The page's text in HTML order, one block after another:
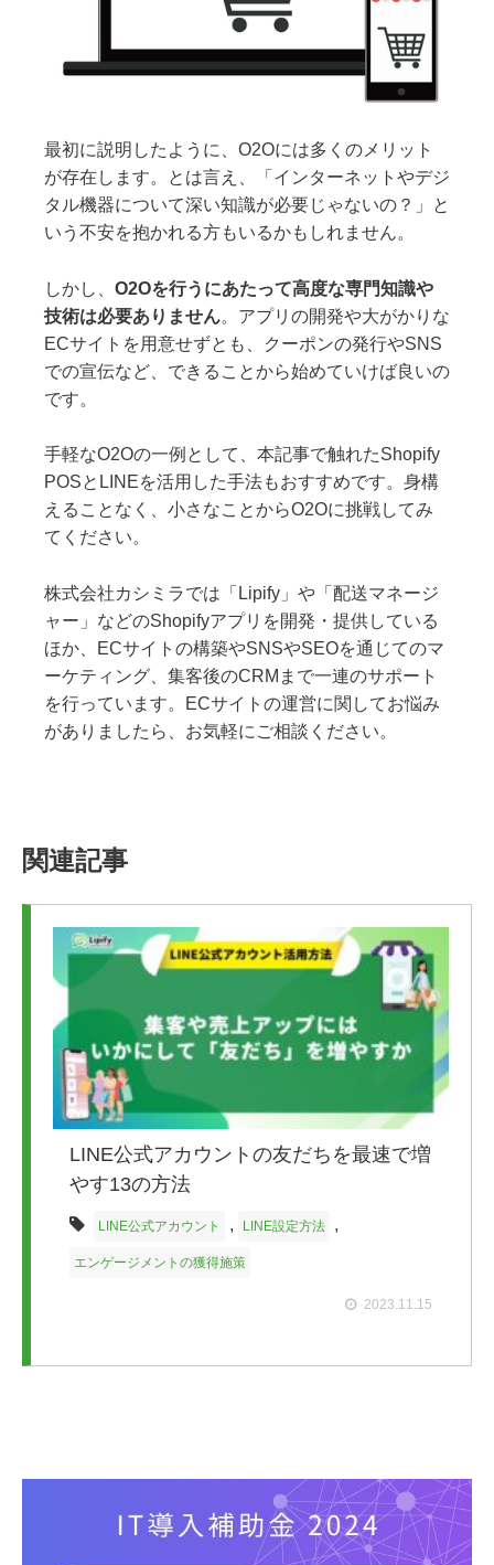
最初に説明したように、O2Oには多くのメリット
が存在します。とは言え、「インターネットやデジ
タル機器について深い知識が必要じゃないの？」と
いう不安を抱かれる方もいるかもしれません。
しかし、 O2Oを行うにあたって高度な専門知識や
技術は必要ありません。アプリの開発や大がかりな
ECサイトを用意せずとも、クーポンの発行やSNS
での宣伝など、できることから始めていけば良いの
です。
手軽なO2Oの一例として、本記事で触れたShopify
POSとLINEを活用した手法もおすすめです。身構
えることなく、小さなことからO2Oに挑戦してみ
てください。
株式会社カシミラでは「Lipify」や「配送マネージ
ャー」などのShopifyアプリを開発・提供している
ほか、ECサイトの構築やSNSやSEOを通じてのマ
ーケティング、集客後のCRMまで一連のサポート
を行っています。ECサイトの運営に関してお悩み
がありましたら、お気軽にご相談ください。
関連記事
LINE公式アカウントの友だちを最速で増
やす13の方法
LINE公式アカウント , LINE設定方法 ,
エンゲージメントの獲得施策
2023.11.15